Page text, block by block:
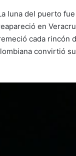
luna del puerto
en
cada rincón
convirtió